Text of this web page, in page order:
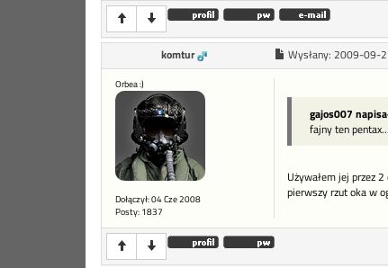
komtur Wysłany: 2009-09-
Orbea :)
Dołączył: 04 Cze 2008
Posty: 1837
gajos007
fajny ten
Używałem jej przez
pierwszy rzut oka w